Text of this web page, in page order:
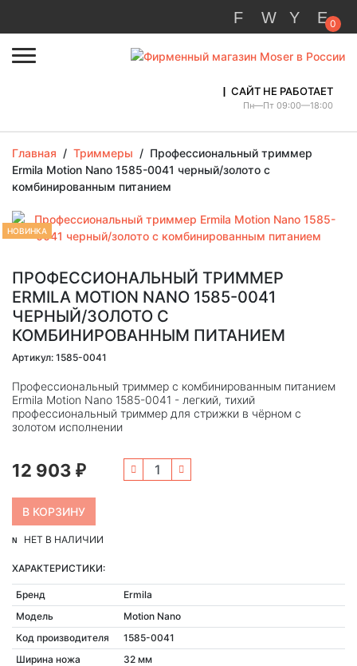
0
САЙТ НЕ РАБОТАЕТ
Пн—Пт 09:00—18:00
Главная / Триммеры / Профессиональный триммер
Ermila Motion Nano 1585-0041 черный/золото с
комбинированным питанием
НОВИНКА
ПРОФЕССИОНАЛЬНЫЙ ТРИММЕР
ERMILA MOTION NANO 1585-0041
ЧЕРНЫЙ/ЗОЛОТО С
КОМБИНИРОВАННЫМ ПИТАНИЕМ
Артикул: 1585-0041
Профессиональный триммер с комбинированным питанием
Ermila Motion Nano 1585-0041 - легкий, тихий
профессиональный триммер для стрижки в чёрном с
золотом исполнении
12 903 ₽
НЕТ В НАЛИЧИИ
ХАРАКТЕРИСТИКИ:
Бренд
Ermila
Модель
Motion Nano
Код производителя
1585-0041
Ширина ножа
32 мм